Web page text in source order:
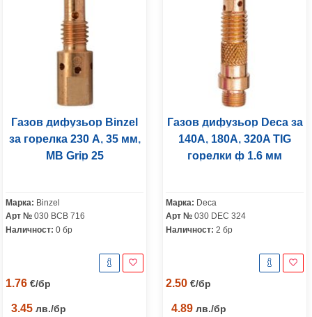
Газов дифузьор Binzel
за горелка 230 A, 35 мм,
MB Grip 25
Марка: Binzel
Арт № 030 BCB 716
Наличност: 0 бр
1.76 €/бр
3.45 лв./бр
Газов дифузьор Deca за
140A, 180A, 320A TIG
горелки ф 1.6 мм
Марка: Deca
Арт № 030 DEC 324
Наличност: 2 бр
2.50 €/бр
4.89 лв./бр